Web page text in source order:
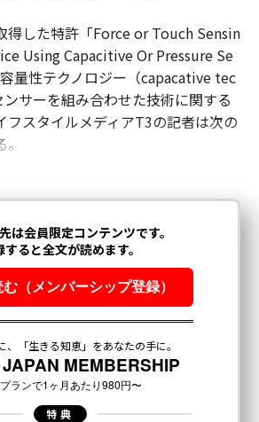
得した特許「Force or Touch Sensin
Using Capacitive Or Pressure Se
量性テクノロジー（capacative tec
サーを組み合わせた技術に関する
フスタイルメディアT3の記者は次の